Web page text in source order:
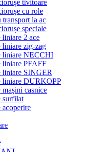
tivitoare
cu role
transport la ac
speciale
liniare 2 ace
liniare zig-zag
liniare NECCHI
liniare PFAFF
liniare SINGER
liniare DURKOPP
mașini casnice
surfilat
acoperire